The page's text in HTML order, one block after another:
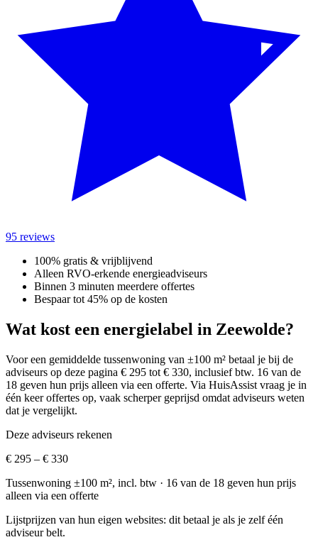
95 reviews
100% gratis & vrijblijvend
Alleen RVO-erkende energieadviseurs
Binnen 3 minuten meerdere offertes
Bespaar tot 45% op de kosten
Wat kost een energielabel in Zeewolde?
Voor een gemiddelde tussenwoning van ±100 m² betaal je bij de
adviseurs op deze pagina € 295 tot € 330, inclusief btw. 16 van de
18 geven hun prijs alleen via een offerte. Via HuisAssist vraag je in
één keer offertes op, vaak scherper geprijsd omdat adviseurs weten
dat je vergelijkt.
Deze adviseurs rekenen
€ 295 – € 330
Tussenwoning ±100 m², incl. btw · 16 van de 18 geven hun prijs
alleen via een offerte
Lijstprijzen van hun eigen websites: dit betaal je als je zelf één
adviseur belt.